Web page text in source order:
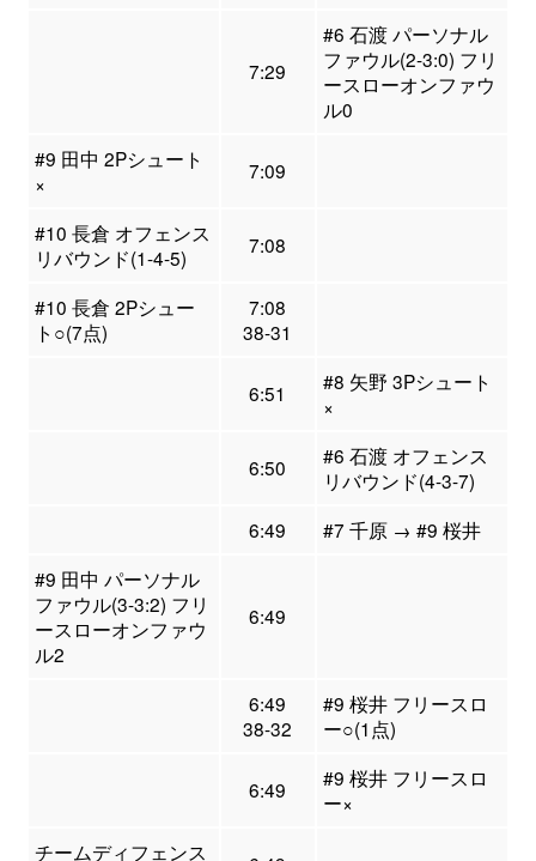
7:29
#6 石渡 パーソナル
ファウル(2-3:0) フリ
ースローオンファウ
ル0
#9 田中 2Pシュート
×
7:09
#10 長倉 オフェンス
リバウンド(1-4-5)
7:08
#10 長倉 2Pシュー
ト○(7点)
7:08
38-31
6:51
#8 矢野 3Pシュート
×
6:50
#6 石渡 オフェンス
リバウンド(4-3-7)
6:49
#7 千原 → #9 桜井
#9 田中 パーソナル
ファウル(3-3:2) フリ
ースローオンファウ
ル2
6:49
6:49
38-32
#9 桜井 フリースロ
ー○(1点)
6:49
#9 桜井 フリースロ
ー×
チームディフェンス